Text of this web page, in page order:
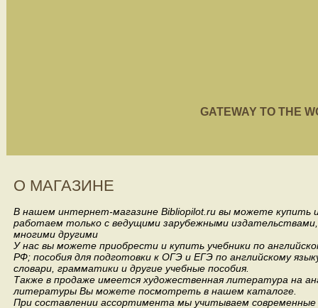
GATEWAY TO THE
О МАГАЗИНЕ
В нашем интернет-магазине Bibliopilot.ru вы можете купить
работаем только с ведущими зарубежными издательствами,
многими другими
У нас вы можете приобрести и купить учебники по
РФ; пособия для подготовки к ОГЭ и ЕГЭ по английскому
словари, грамматики и другие учебные пособия.
Также в продаже имеется художественная литература на
литературы Вы можете посмотреть в нашем каталоге.
При составлении ассортимента мы учитываем